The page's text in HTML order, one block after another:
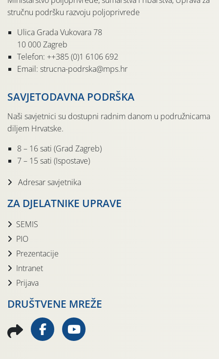
stručnu podršku razvoju poljoprivrede
Ulica Grada Vukovara 78
10 000 Zagreb
Telefon: ++385 (0)1 6106 692
Email: strucna-podrska@mps.hr
SAVJETODAVNA PODRŠKA
Naši savjetnici su dostupni radnim danom u podružnicama
diljem Hrvatske.
8 – 16 sati (Grad Zagreb)
7 – 15 sati (Ispostave)
Adresar savjetnika
ZA DJELATNIKE UPRAVE
SEMIS
PIO
Prezentacije
Intranet
Prijava
DRUŠTVENE MREŽE